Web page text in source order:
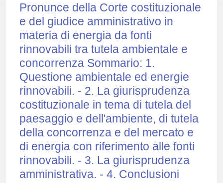
Pronunce della Corte costituzionale
e del giudice amministrativo in
materia di energia da fonti
rinnovabili tra tutela ambientale e
concorrenza Sommario: 1.
Questione ambientale ed energie
rinnovabili. - 2. La giurisprudenza
costituzionale in tema di tutela del
paesaggio e dell'ambiente, di tutela
della concorrenza e del mercato e
di energia con riferimento alle fonti
rinnovabili. - 3. La giurisprudenza
amministrativa. - 4. Conclusioni